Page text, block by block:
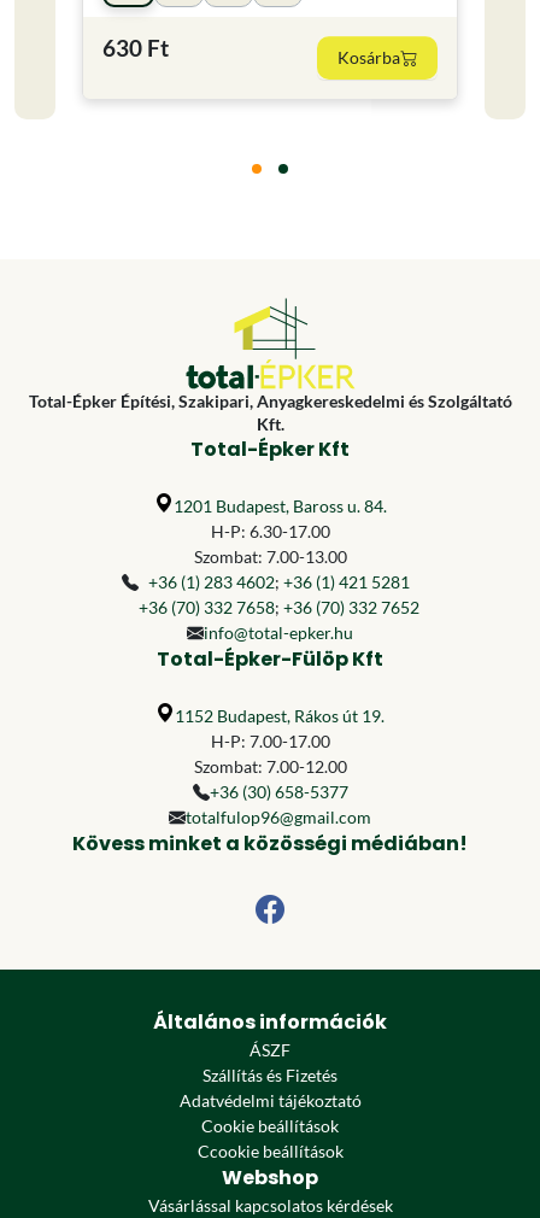
630 Ft Kosárba
Total-Épker Építési, Szakipari, Anyagkereskedelmi és Szolgáltató
Kft.
Total-Épker Kft
1201 Budapest, Baross u. 84.
H-P: 6.30-17.00
Szombat: 7.00-13.00
+36 (1) 283 4602; +36 (1) 421 5281
+36 (70) 332 7658; +36 (70) 332 7652
info@total-epker.hu
Total-Épker-Fülöp Kft
1152 Budapest, Rákos út 19.
H-P: 7.00-17.00
Szombat: 7.00-12.00
+36 (30) 658-5377
totalfulop96@gmail.com
Kövess minket a közösségi médiában!
Általános információk
ÁSZF
Szállítás és Fizetés
Adatvédelmi tájékoztató
Cookie beállítások
Ccookie beállítások
Webshop
Vásárlással kapcsolatos kérdések